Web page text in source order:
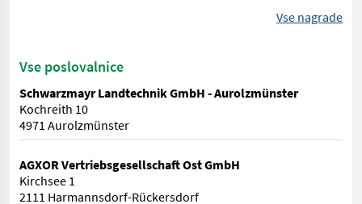
Vse nagrade
Vse poslovalnice
Schwarzmayr Landtechnik GmbH - Aurolzmünster
Kochreith 10
4971 Aurolzmünster
AGXOR Vertriebsgesellschaft Ost GmbH
Kirchsee 1
2111 Harmannsdorf-Rückersdorf